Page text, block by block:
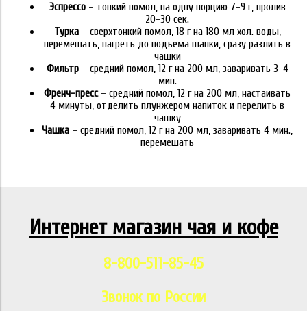
Эспрессо – тонкий помол, на одну порцию 7-9 г, пролив
20-30 сек.
Турка – сверхтонкий помол, 18 г на 180 мл хол. воды,
перемешать, нагреть до подъема шапки, сразу разлить в
чашки
Фильтр – средний помол, 12 г на 200 мл, заваривать 3-4
мин.
Френч-пресс – средний помол, 12 г на 200 мл, настаивать
4 минуты, отделить плунжером напиток и перелить в
чашку
Чашка – средний помол, 12 г на 200 мл, заваривать 4 мин.,
перемешать
Интернет магазин чая и кофе
8-800-511-85-45
Звонок по России